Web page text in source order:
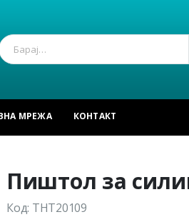
МРЕЖА КОНТАКТ
Пиштол за
Код: THT20109